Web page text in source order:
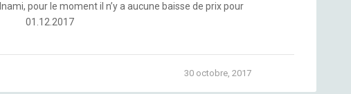
pour le moment il n’y a aucune baisse de prix pour
01.12.2017
30 octobre, 2017